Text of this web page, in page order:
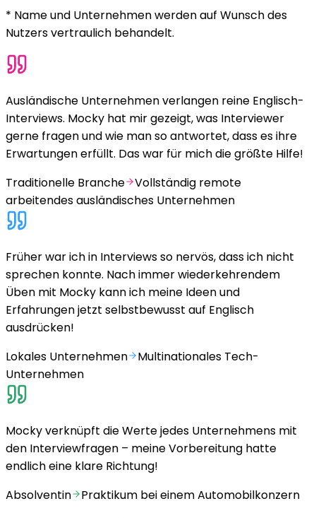
* Name und Unternehmen werden auf Wunsch des
Nutzers vertraulich behandelt.
Ausländische Unternehmen verlangen reine Englisch-
Interviews. Mocky hat mir gezeigt, was Interviewer
gerne fragen und wie man so antwortet, dass es ihre
Erwartungen erfüllt. Das war für mich die größte Hilfe!
Traditionelle Branche
Vollständig remote
arbeitendes ausländisches Unternehmen
Früher war ich in Interviews so nervös, dass ich nicht
sprechen konnte. Nach immer wiederkehrendem
Üben mit Mocky kann ich meine Ideen und
Erfahrungen jetzt selbstbewusst auf Englisch
ausdrücken!
Lokales Unternehmen
Multinationales Tech-
Unternehmen
Mocky verknüpft die Werte jedes Unternehmens mit
den Interviewfragen – meine Vorbereitung hatte
endlich eine klare Richtung!
Absolventin
Praktikum bei einem Automobilkonzern